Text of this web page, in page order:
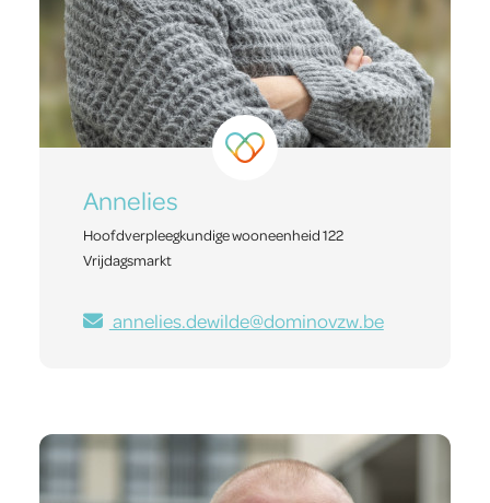
Annelies
Hoofdverpleegkundige wooneenheid 122
Vrijdagsmarkt
annelies.dewilde@dominovzw.be